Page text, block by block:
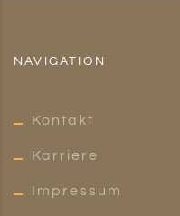
NAVIGATION
Kontakt
Karriere
Impressum